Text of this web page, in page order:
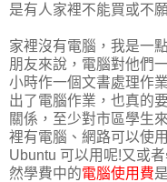
是有人家裡不能買或不
家裡沒有電腦，我是一
朋友來說，電腦對他們
小時作一個文書處理作
出了電腦作業，也真的
關係，至少對市區學生
裡有電腦、網路可以使
Ubuntu 可以用呢!又或
然學費中的電腦使用費